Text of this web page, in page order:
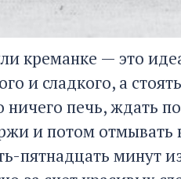
креманке — это
и сладкого, а
печь, ждать
и потом отмывать
пятнадцать минут